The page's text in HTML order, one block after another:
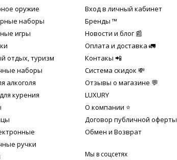
оружие
наборы
игры
отдых, туризм
наборы
алкоголя
курения
ручки
Вход в личный кабинет
Бренды ™️
Новости и блог 📰
Оплата и доставка 🚛
Контакы 📲
Система скидок 💸
Отзывы о магазине 💬
LUXURY
О компании ⭐
Договор публичной оферты
Обмен и Возврат
Мы в соцсетях